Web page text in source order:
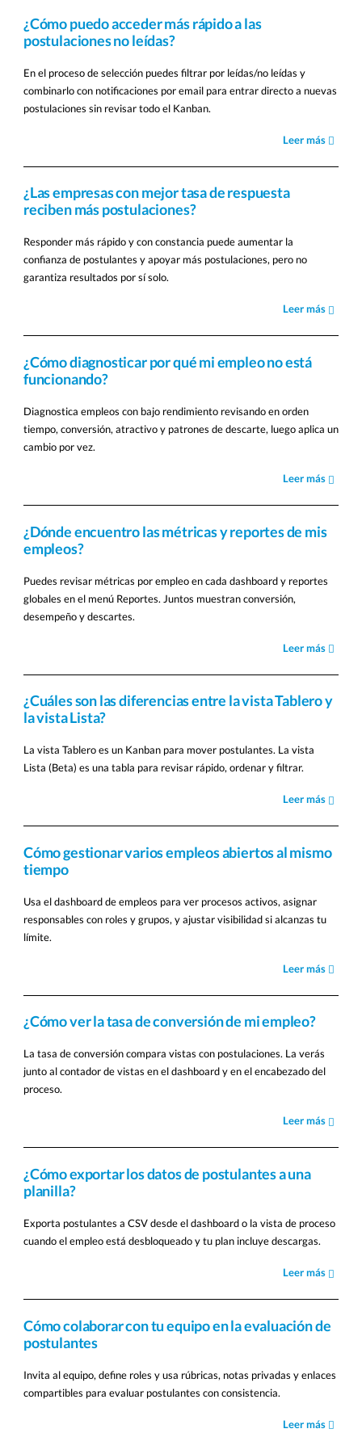
¿Cómo puedo acceder más rápido a las
postulaciones no leídas?
En el proceso de selección puedes filtrar por leídas/no leídas y
combinarlo con notificaciones por email para entrar directo a nuevas
postulaciones sin revisar todo el Kanban.
Leer más
¿Las empresas con mejor tasa de respuesta
reciben más postulaciones?
Responder más rápido y con constancia puede aumentar la
confianza de postulantes y apoyar más postulaciones, pero no
garantiza resultados por sí solo.
Leer más
¿Cómo diagnosticar por qué mi empleo no está
funcionando?
Diagnostica empleos con bajo rendimiento revisando en orden
tiempo, conversión, atractivo y patrones de descarte, luego aplica un
cambio por vez.
Leer más
¿Dónde encuentro las métricas y reportes de mis
empleos?
Puedes revisar métricas por empleo en cada dashboard y reportes
globales en el menú Reportes. Juntos muestran conversión,
desempeño y descartes.
Leer más
¿Cuáles son las diferencias entre la vista Tablero y
la vista Lista?
La vista Tablero es un Kanban para mover postulantes. La vista
Lista (Beta) es una tabla para revisar rápido, ordenar y filtrar.
Leer más
Cómo gestionar varios empleos abiertos al mismo
tiempo
Usa el dashboard de empleos para ver procesos activos, asignar
responsables con roles y grupos, y ajustar visibilidad si alcanzas tu
límite.
Leer más
¿Cómo ver la tasa de conversión de mi empleo?
La tasa de conversión compara vistas con postulaciones. La verás
junto al contador de vistas en el dashboard y en el encabezado del
proceso.
Leer más
¿Cómo exportar los datos de postulantes a una
planilla?
Exporta postulantes a CSV desde el dashboard o la vista de proceso
cuando el empleo está desbloqueado y tu plan incluye descargas.
Leer más
Cómo colaborar con tu equipo en la evaluación de
postulantes
Invita al equipo, define roles y usa rúbricas, notas privadas y enlaces
compartibles para evaluar postulantes con consistencia.
Leer más